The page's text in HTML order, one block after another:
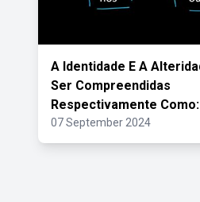
A Identidade E A
Ser Compreendidas
Respectivamente Como:
07 September 2024